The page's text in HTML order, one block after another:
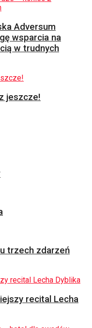
Adversum
wsparcia na
w trudnych
jeszcze!
trzech zdarzeń
recital Lecha